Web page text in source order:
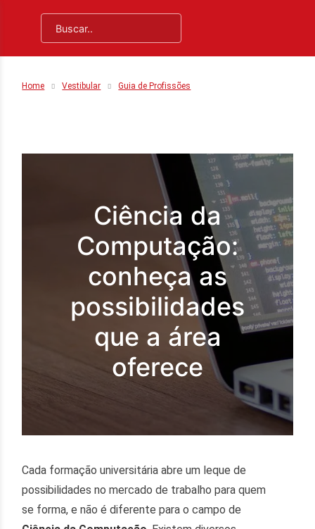
Home Vestibular Guia de Profissões
Ciência da
Computação:
conheça as
possibilidades
que a área
oferece
Cada formação universitária abre um leque de
possibilidades no mercado de trabalho para quem
se forma, e não é diferente para o campo de